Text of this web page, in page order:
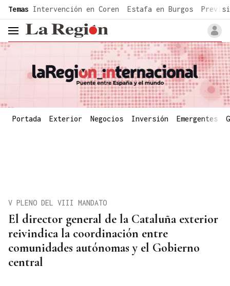
common.go-to-content
Temas Intervención en Coren Estafa en Burgos
header.menu.open
Portada Exterior Negocios Inversión Emergentes
El director general de la Cataluña exterior
reivindica la coordinación entre
comunidades autónomas y el Gobierno
central
V PLENO DEL VIII MANDATO